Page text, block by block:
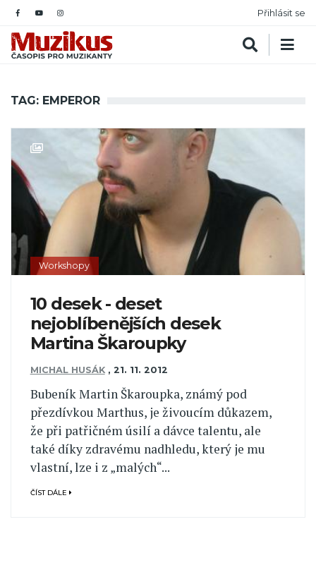
Přihlásit se
TAG: EMPEROR
Workshopy
10 desek - deset
nejoblíbenějších desek
Martina Škaroupky
MICHAL HUSÁK , 21. 11. 2012
Bubeník Martin Škaroupka, známý pod
přezdívkou Marthus, je živoucím důkazem,
že při patřičném úsilí a dávce talentu, ale
také díky zdravému nadhledu, který je mu
vlastní, lze i z „malých“...
ČÍST DÁLE